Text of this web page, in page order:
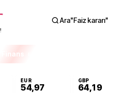
Ara"Faiz kararı"
Finans
EUR
54,97
GBP
64,19